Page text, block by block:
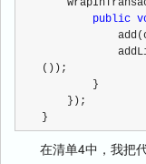
public
());
        }
}
在清单4中，我把代